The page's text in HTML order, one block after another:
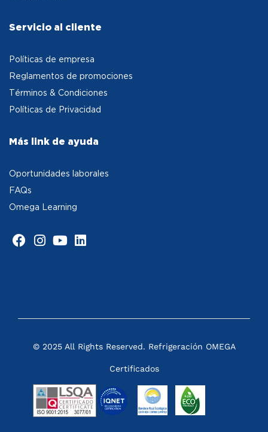
Servicio al cliente
Políticas de empresa
Reglamentos de promociones
Términos & Condiciones
Políticas de Privacidad
Más link de ayuda
Oportunidades laborales
FAQs
Omega Learning
© 2025 All Rights Reserved. Refrigeración OMEGA
Certificados